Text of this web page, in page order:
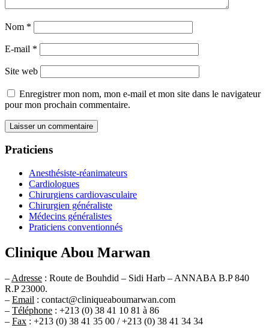
Nom *
E-mail *
Site web
Enregistrer mon nom, mon e-mail et mon site dans le navigateur
pour mon prochain commentaire.
Praticiens
Anesthésiste-réanimateurs
Cardiologues
Chirurgiens cardiovasculaire
Chirurgien généraliste
Médecins généralistes
Praticiens conventionnés
Clinique Abou Marwan
– Adresse : Route de Bouhdid – Sidi Harb – ANNABA B.P 840
R.P 23000.
– Email : contact@cliniqueaboumarwan.com
– Téléphone : +213 (0) 38 41 10 81 à 86
– Fax : +213 (0) 38 41 35 00 / +213 (0) 38 41 34 34